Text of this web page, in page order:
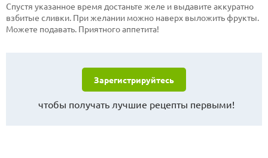
Спустя указанное время достаньте желе и выдавите аккуратно
взбитые сливки. При желании можно наверх выложить фрукты.
Можете подавать. Приятного аппетита!
Зарегистрируйтесь
чтобы получать лучшие рецепты первыми!